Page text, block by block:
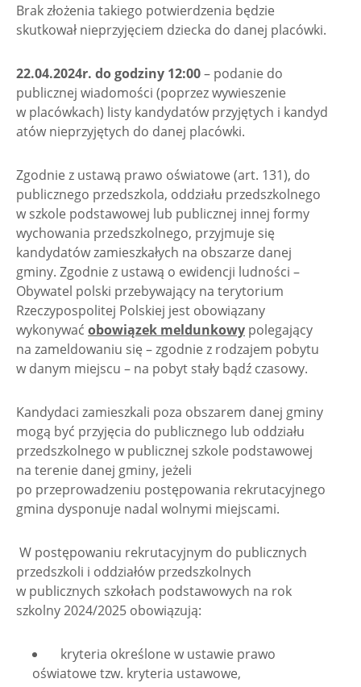
Brak złożenia takiego potwierdzenia będzie
skutkował nieprzyjęciem dziecka do danej placówki.
22.04.2024r. do godziny 12:00– podanie do
publicznej wiadomości (poprzez wywieszenie
w placówkach) listy kandydatów przyjętych i kandyd
atów nieprzyjętych do danej placówki.
Zgodnie z ustawą prawo oświatowe (art. 131), do
publicznego przedszkola, oddziału przedszkolnego
w szkole podstawowej lub publicznej innej formy
wychowania przedszkolnego, przyjmuje się
kandydatów zamieszkałych na obszarze danej
gminy. Zgodnie z ustawą o ewidencji ludności –
Obywatel polski przebywający na terytorium
Rzeczypospolitej Polskiej jest obowiązany
wykonywać obowiązek meldunkowy polegający
na zameldowaniu się – zgodnie z rodzajem pobytu
w danym miejscu – na pobyt stały bądź czasowy.
Kandydaci zamieszkali poza obszarem danej gminy
mogą być przyjęcia do publicznego lub oddziału
przedszkolnego w publicznej szkole podstawowej
na terenie danej gminy, jeżeli
po przeprowadzeniu postępowania rekrutacyjnego
gmina dysponuje nadal wolnymi miejscami.
W postępowaniu rekrutacyjnym do publicznych
przedszkoli i oddziałów przedszkolnych
w publicznych szkołach podstawowych na rok
szkolny 2024/2025 obowiązują:
­ kryteria określone w ustawie prawo
oświatowe tzw. kryteria ustawowe,